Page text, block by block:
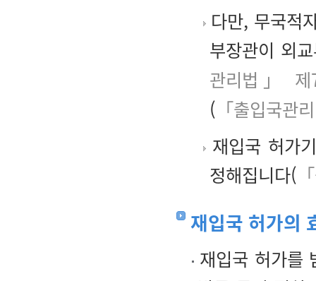
다만, 무국적
부장관이 외
관리법」 제
( 「출입국관
재입국 허가
정해집니다(
재입국 허가의
재입국 허가를